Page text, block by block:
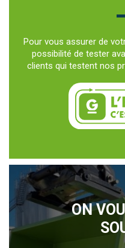
Pour vous assurer de
possibilité de tester
clients qui testent nos
ON